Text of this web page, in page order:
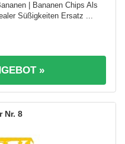
| Bananen Chips Als
Süßigkeiten Ersatz ...
»
8